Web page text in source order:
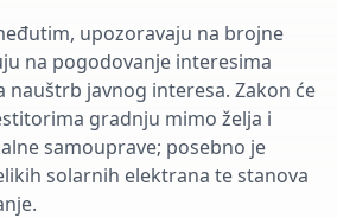
upozoravaju na brojne
na pogodovanje interesima
javnog interesa. Zakon će
gradnju mimo želja i
samouprave; posebno je
solarnih elektrana te stanova